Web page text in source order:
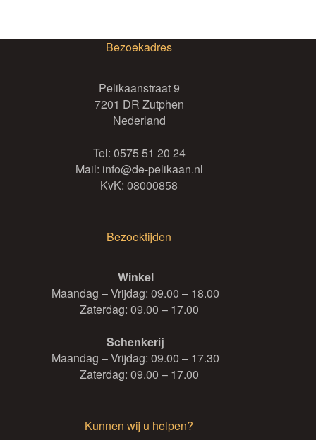
Bezoekadres
Pelikaanstraat 9
7201 DR Zutphen
Nederland
Tel: 0575 51 20 24
Mail: info@de-pelikaan.nl
KvK: 08000858
Bezoektijden
Winkel
Maandag – Vrijdag: 09.00 – 18.00
Zaterdag: 09.00 – 17.00
Schenkerij
Maandag – Vrijdag: 09.00 – 17.30
Zaterdag: 09.00 – 17.00
Kunnen wij u helpen?